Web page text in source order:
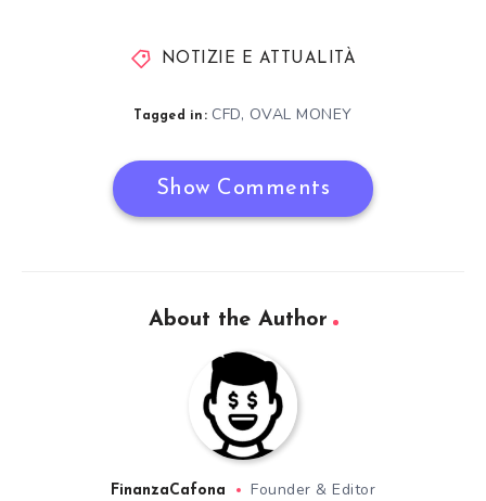
NOTIZIE E ATTUALITÀ
Tagged in: CFD, OVAL MONEY
Show Comments
About the Author
FinanzaCafona Founder & Editor